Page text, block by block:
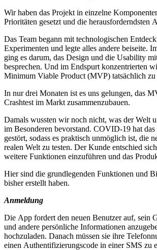
Wir haben das Projekt in einzelne
Prioritäten gesetzt und die herausforderndsten
Das Team begann mit technologischen
Experimenten und legte alles andere beiseite.
ging es darum, das Design und die Usability
besprechen. Und im Endspurt konzentrierten
Minimum Viable Product (MVP) tatsächlich zu
In nur drei Monaten ist es uns gelungen, das
Crashtest im Markt zusammenzubauen.
Damals wussten wir noch nicht, was der Welt
im Besonderen bevorstand. COVID-19 hat das
gestört, sodass es praktisch unmöglich ist, die
realen Welt zu testen. Der Kunde entschied
weitere Funktionen einzuführen und das
Hier sind die grundlegenden Funktionen und
bisher erstellt haben.
Anmeldung
Die App fordert den neuen Benutzer auf, sein
und andere persönliche Informationen
hochzuladen. Danach müssen sie ihre
einen Authentifizierungscode in einer SMS zu